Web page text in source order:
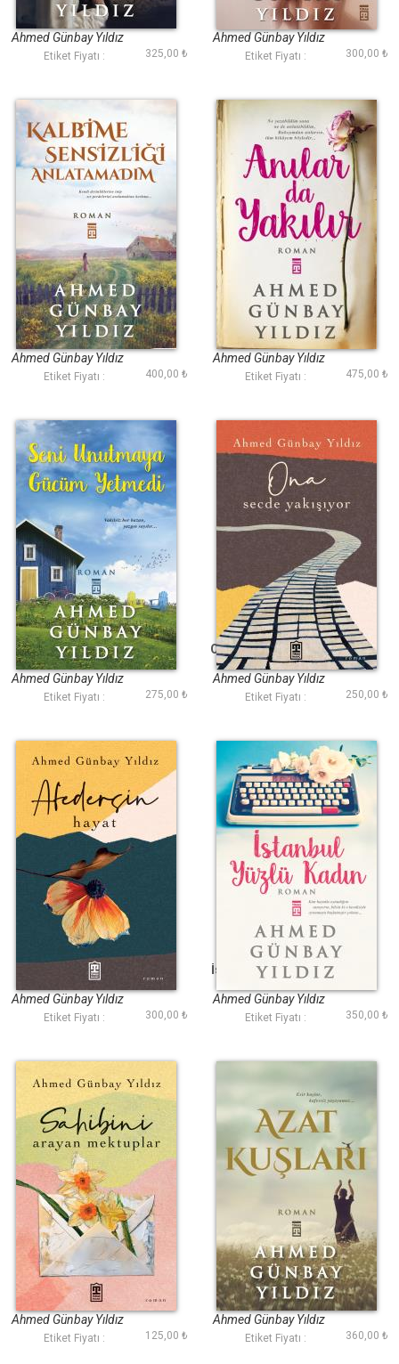
Gönül Yarası
Ahmed Günbay Yıldız
Etiket Fiyatı : 325,00 ₺
Gül Ağacı Sana
Benzer
Ahmed Günbay Yıldız
Etiket Fiyatı : 300,00 ₺
Kalbime Sensizliği
Anlatamadım
Ahmed Günbay Yıldız
Etiket Fiyatı : 400,00 ₺
Anılar da Yakılır
Ahmed Günbay Yıldız
Etiket Fiyatı : 475,00 ₺
Seni Unutmaya
Gücüm Yetmedi
Ahmed Günbay Yıldız
Etiket Fiyatı : 275,00 ₺
Ona Secde Yakışıyor
Ahmed Günbay Yıldız
Etiket Fiyatı : 250,00 ₺
Afedersin Hayat
Ahmed Günbay Yıldız
Etiket Fiyatı : 300,00 ₺
İstanbul Yüzlü Kadın
Ahmed Günbay Yıldız
Etiket Fiyatı : 350,00 ₺
Sahibini Arayan
Mektuplar
Ahmed Günbay Yıldız
Etiket Fiyatı : 125,00 ₺
Azat Kuşları
Ahmed Günbay Yıldız
Etiket Fiyatı : 360,00 ₺